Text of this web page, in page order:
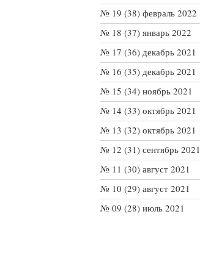
№ 19 (38) февраль 2022
№ 18 (37) январь 2022
№ 17 (36) декабрь 2021
№ 16 (35) декабрь 2021
№ 15 (34) ноябрь 2021
№ 14 (33) октябрь 2021
№ 13 (32) октябрь 2021
№ 12 (31) сентябрь 2021
№ 11 (30) август 2021
№ 10 (29) август 2021
№ 09 (28) июль 2021